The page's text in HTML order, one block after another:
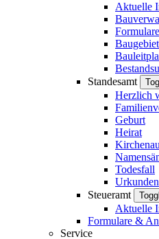
Aktuelle
Standesamt
Herzlich
Geburt
Heirat
Todesfall
Urkunden
Steueramt
Aktuelle
Formulare &
Service